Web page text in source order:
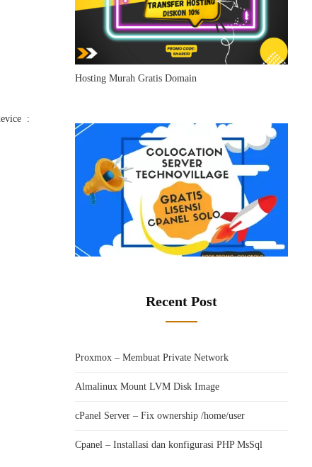
:
Hosting Murah Gratis Domain
Recent Post
Proxmox – Membuat Private Network
Almalinux Mount LVM Disk Image
cPanel Server – Fix ownership /home/user
Cpanel – Installasi dan konfigurasi PHP MsSql